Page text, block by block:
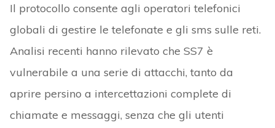
Il protocollo consente agli operatori telefonici
globali di gestire le telefonate e gli sms sulle reti.
Analisi recenti hanno rilevato che SS7 è
vulnerabile a una serie di attacchi, tanto da
aprire persino a intercettazioni complete di
chiamate e messaggi, senza che gli utenti